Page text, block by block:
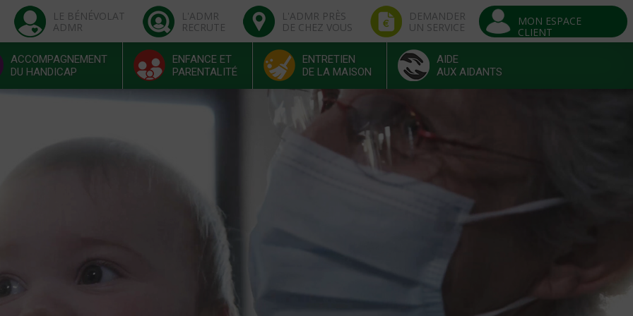
LE BÉNÉVOLAT
ADMR
L'ADMR
RECRUTE
L'ADMR PRÈS
DE CHEZ VOUS
DEMANDER
UN SERVICE
MON ESPACE
CLIENT
ACCOMPAGNEMENT
DU HANDICAP
ENFANCE ET
PARENTALITÉ
ENTRETIEN
DE LA MAISON
AIDE
AUX AIDANTS